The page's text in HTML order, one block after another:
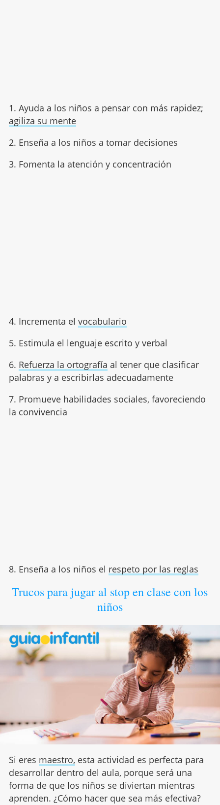
1. Ayuda a los niños a pensar con más rapidez;
agiliza su mente
2. Enseña a los niños a tomar decisiones
3. Fomenta la atención y concentración
4. Incrementa el vocabulario
5. Estimula el lenguaje escrito y verbal
6. Refuerza la ortografía al tener que clasificar
palabras y a escribirlas adecuadamente
7. Promueve habilidades sociales, favoreciendo
la convivencia
8. Enseña a los niños el respeto por las reglas
Trucos para jugar al stop en clase con los
niños
Si eres maestro, esta actividad es perfecta para
desarrollar dentro del aula, porque será una
forma de que los niños se diviertan mientras
aprenden. ¿Cómo hacer que sea más efectiva?